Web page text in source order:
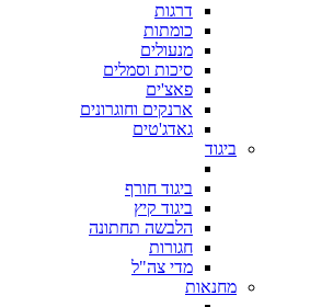
דרגות
כומתות
מנעולים
סיכות וסמלים
פאצ'ים
ארנקים וחוגרונים
גאדג'טים
ביגוד
ביגוד חורף
ביגוד קיץ
הלבשה תחתונה
חגורות
מדי צה"ל
מחנאות